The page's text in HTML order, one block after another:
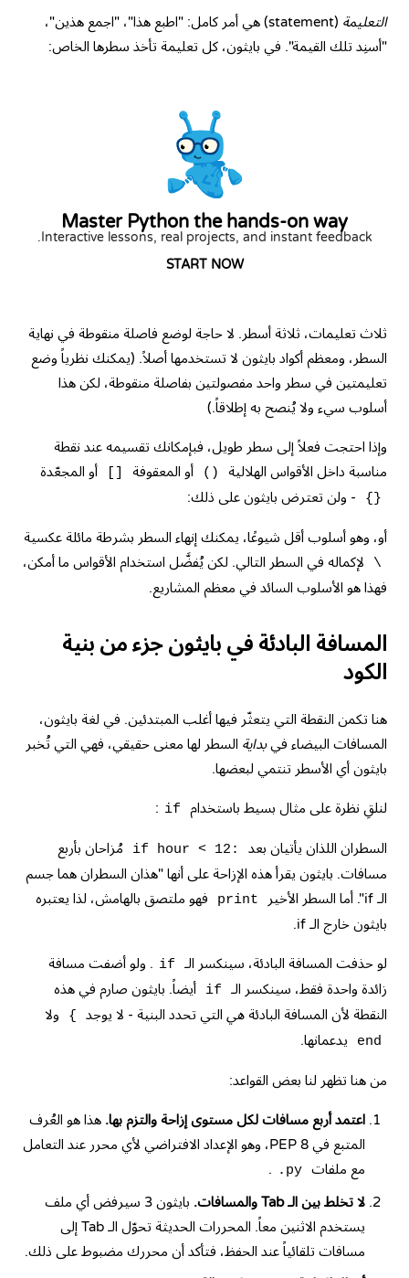
التعليمة
(statement) هي أمر كامل: "اطبع هذا"، "اجمع هذين"،
"أسنِد تلك القيمة". في بايثون، كل تعليمة تأخذ سطرها الخاص:
Master Python the hands-on way
Interactive lessons, real projects, and instant feedback.
START NOW
ثلاث تعليمات، ثلاثة أسطر. لا حاجة لوضع فاصلة منقوطة في نهاية
السطر، ومعظم أكواد بايثون لا تستخدمها أصلاً. (يمكنك نظرياً وضع
تعليمتين في سطر واحد مفصولتين بفاصلة منقوطة، لكن هذا
أسلوب سيء ولا يُنصح به إطلاقاً.)
وإذا احتجت فعلاً إلى سطر طويل، فبإمكانك تقسيمه عند نقطة
مناسبة داخل الأقواس الهلالية
() أو المعقوفة أو المجعّدة
{} - ولن تعترض بايثون على ذلك:
أو، وهو أسلوب أقل شيوعًا، يمكنك إنهاء السطر بشرطة مائلة عكسية
\
لإكماله في السطر التالي. لكن يُفضَّل استخدام الأقواس ما أمكن،
فهذا هو الأسلوب السائد في معظم المشاريع.
المسافة البادئة في بايثون جزء من بنية
الكود
هنا تكمن النقطة التي يتعثّر فيها أغلب المبتدئين. في لغة بايثون،
المسافات البيضاء فيبداية السطر لها معنى حقيقي، فهي التي تُخبر
بايثون أي الأسطر تنتمي لبعضها.
لنلقِ نظرة على مثال بسيط باستخدام if
:
السطران اللذان يأتيان بعد if hour < 12:
مُزاحان بأربع
مسافات. بايثون يقرأ هذه الإزاحة على أنها "هذان السطران هما جسم
الـ if". أما السطر الأخير
print
فهو ملتصق بالهامش، لذا يعتبره
بايثون خارج الـ if.
لو حذفت المسافة البادئة، سينكسر الـ if . ولو أضفت مسافة
زائدة واحدة فقط، سينكسر الـ
if
أيضاً. بايثون صارم في هذه
النقطة لأن المسافة البادئة هي التي تحدد البنية - لا يوجد { ولا
end يدعمانها.
من هنا تظهر لنا بعض القواعد:
اعتمد أربع مسافات لكل مستوى إزاحة والتزم بها. هذا هو العُرف
المتبع في PEP 8، وهو الإعداد الافتراضي لأي محرر عند التعامل
مع ملفات .py
.
لا تخلط بين الـ Tab والمسافات.
بايثون 3 سيرفض أي ملف
يستخدم الاثنين معاً. المحررات الحديثة تحوّل الـ Tab إلى
مسافات تلقائياً عند الحفظ، فتأكد أن محررك مضبوط على ذلك.